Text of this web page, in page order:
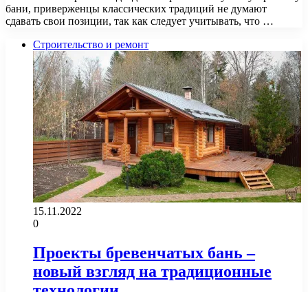
бани, приверженцы классических традиций не думают
сдавать свои позиции, так как следует учитывать, что …
Строительство и ремонт
15.11.2022
0
Проекты бревенчатых бань –
новый взгляд на традиционные